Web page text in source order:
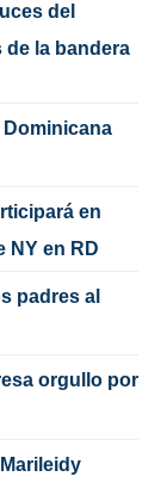
del
de la bandera
Dominicana
en
NY en RD
padres al
orgullo por